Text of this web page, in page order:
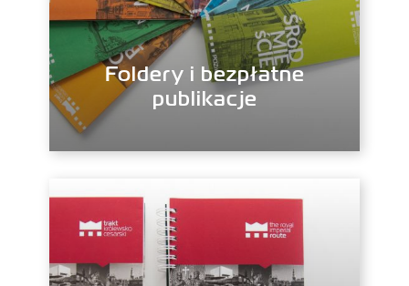
Foldery i bezpłatne
publikacje